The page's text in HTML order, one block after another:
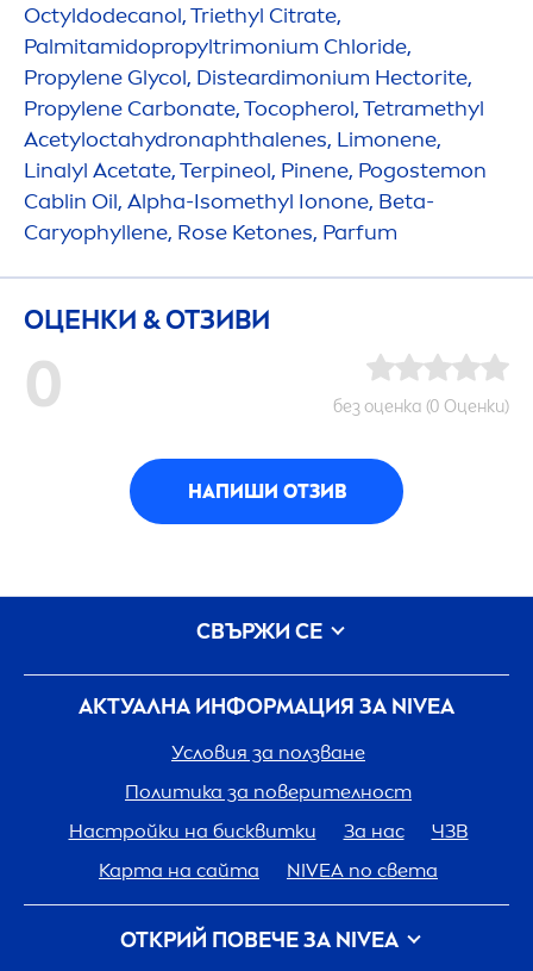
Octyldodecanol, Triethyl Citrate,
Palmitamidopropyltrimonium Chloride,
Propylene Glycol, Disteardimonium Hectorite,
Propylene Carbonate, Tocopherol, Tetramethyl
Acetyloctahydronaphthalenes, Limonene,
Linalyl Acetate, Terpineol, Pinene, Pogostemon
Cablin Oil, Alpha-Isomethyl Ionone, Beta-
Caryophyllene, Rose Ketones, Parfum
ОЦЕНКИ & ОТЗИВИ
0 без оценка (0 Оценки)
НАПИШИ ОТЗИВ
АКТУАЛНА ИНФОРМАЦИЯ ЗА NIVEA
Условия за ползване
Политика за поверителност
Настройки на бисквитки
За нас
ЧЗВ
Карта на сайта
NIVEA по света
ОТКРИЙ ПОВЕЧЕ ЗА NIVEA
СВЪРЖИ СЕ